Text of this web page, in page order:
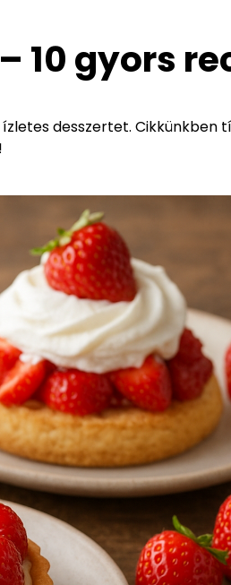
10 gyors
desszertet. Cikkünkben